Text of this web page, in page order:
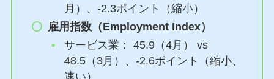
月）、-2.3ポイント（縮小）
雇用指数（Employment Index）
サービス業： 45.9（4月） vs
48.5（3月）、-2.6ポイント（縮小、